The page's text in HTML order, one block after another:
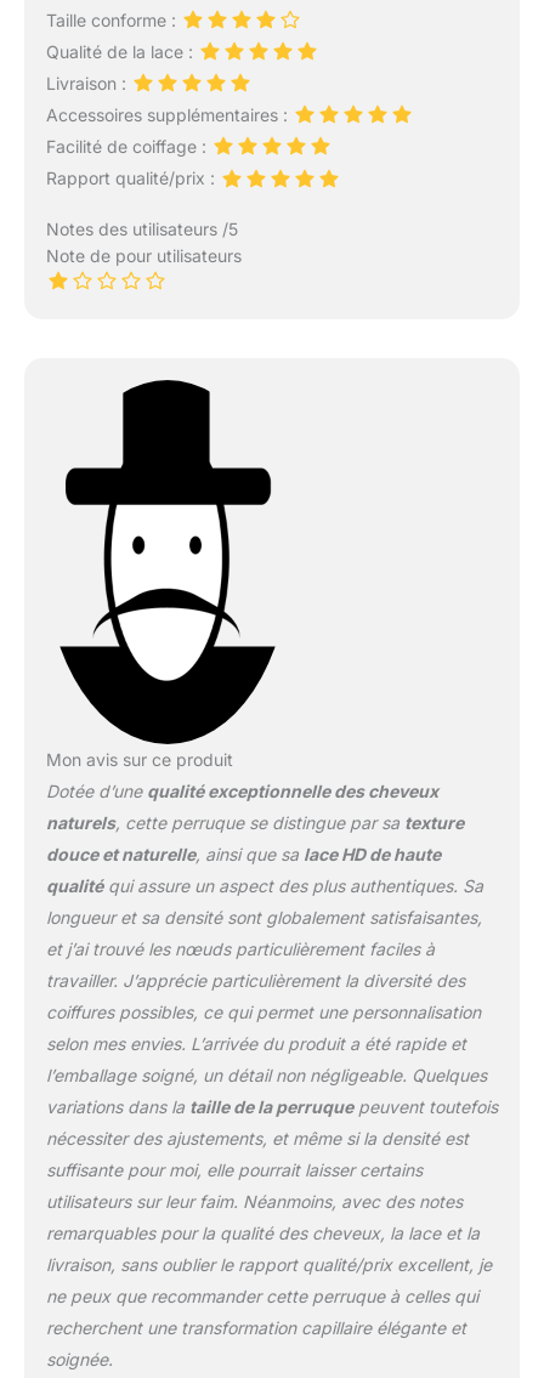
Taille conforme :
Qualité de la lace :
Livraison :
Accessoires supplémentaires :
Facilité de coiffage :
Rapport qualité/prix :
Notes des utilisateurs /5
Note de pour utilisateurs
Mon avis sur ce produit
Dotée d’une qualité exceptionnelle des cheveux
naturels, cette perruque se distingue par sa texture
douce et naturelle, ainsi que sa lace HD de haute
qualitéqui assure un aspect des plus authentiques. Sa
longueur et sa densité sont globalement satisfaisantes,
et j’ai trouvé les nœuds particulièrement faciles à
travailler. J’apprécie particulièrement la diversité des
coiffures possibles, ce qui permet une personnalisation
selon mes envies. L’arrivée du produit a été rapide et
l’emballage soigné, un détail non négligeable. Quelques
variations dans la taille de la perruquepeuvent toutefois
nécessiter des ajustements, et même si la densité est
suffisante pour moi, elle pourrait laisser certains
utilisateurs sur leur faim. Néanmoins, avec des notes
remarquables pour la qualité des cheveux, la lace et la
livraison, sans oublier le rapport qualité/prix excellent, je
ne peux que recommander cette perruque à celles qui
recherchent une transformation capillaire élégante et
soignée.